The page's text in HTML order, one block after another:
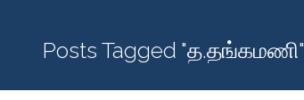
Posts Tagged "த.தங்கமணி"